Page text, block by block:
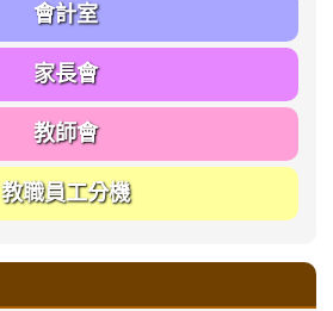
會計室
家長會
教師會
教職員工分機